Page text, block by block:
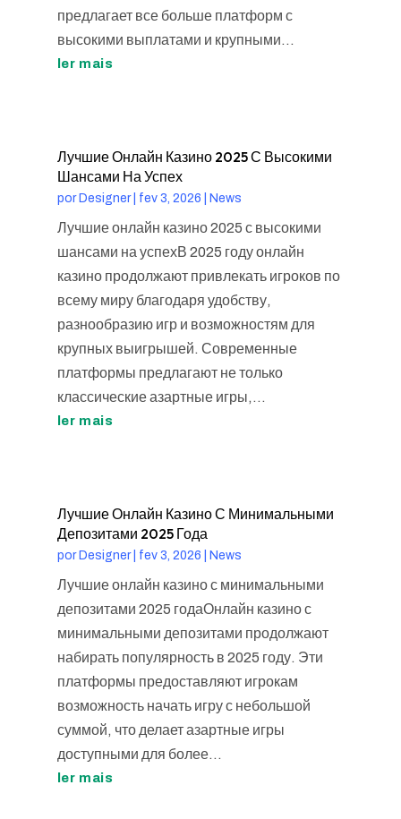
предлагает все больше платформ с
высокими выплатами и крупными...
ler mais
Лучшие Онлайн Казино 2025 С Высокими
Шансами На Успех
por Designer| fev 3, 2026 News
Лучшие онлайн казино 2025 с высокими
шансами на успехВ 2025 году онлайн
казино продолжают привлекать игроков по
всему миру благодаря удобству,
разнообразию игр и возможностям для
крупных выигрышей. Современные
платформы предлагают не только
классические азартные игры,...
ler mais
Лучшие Онлайн Казино С Минимальными
Депозитами 2025 Года
por Designer| fev 3, 2026 News
Лучшие онлайн казино с минимальными
депозитами 2025 годаОнлайн казино с
минимальными депозитами продолжают
набирать популярность в 2025 году. Эти
платформы предоставляют игрокам
возможность начать игру с небольшой
суммой, что делает азартные игры
доступными для более...
ler mais